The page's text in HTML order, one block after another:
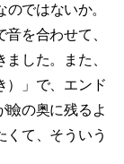
ではないか。
を合わせて、
した。また、
）」で、エンド
瞼の奥に残るよ
くて、そういう